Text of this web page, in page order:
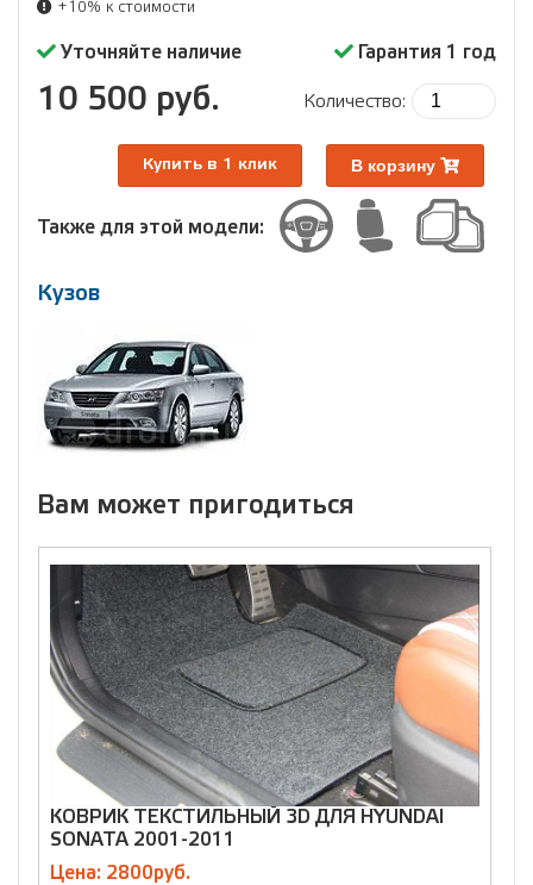
+10% к стоимости
Кузов
Уточняйте наличие Гарантия 1 год
10 500 руб. Количество:
Купить в 1 клик В корзину
Также для этой модели:
Вам может пригодиться
КОВРИК ТЕКСТИЛЬНЫЙ 3D ДЛЯ HYUNDAI
SONATA 2001-2011
Цена: 2800руб.